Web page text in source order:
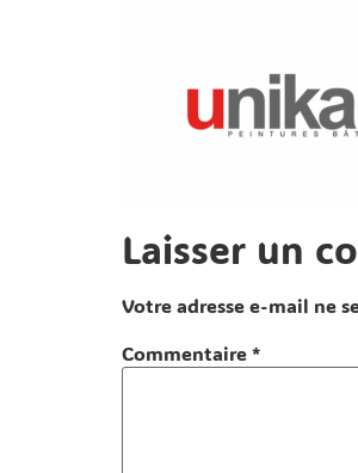
Laisser un
Votre adresse e-mail ne
Commentaire*